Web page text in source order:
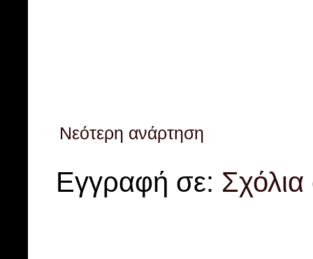
Νεότερη ανάρτηση
Εγγραφή σε: